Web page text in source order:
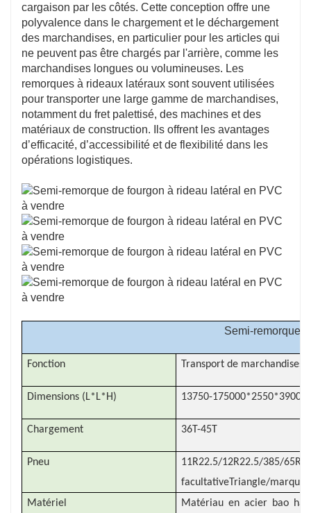
défavorables pendant le transport.
Sécurité&nbsp;: Les remorques à rideaux
assurent la sécurité de la cargaison en
l’enfermant dans la remorque. Les rideaux
peuvent être solidement fermés et attachés,
réduisant ainsi le risque de vol ou de falsification
pendant le transport.
Efficacité&nbsp;: L'accès rapide et facile fourni
par les rideaux permet des processus de
chargement et de déchargement plus rapides.
Cette efficacité peut contribuer à réduire les
délais d’exécution et à augmenter la productivité
globale.
cargaison par les côtés. Cette conception offre une
polyvalence dans le chargement et le déchargement
des marchandises, en particulier pour les articles qui
ne peuvent pas être chargés par l'arrière, comme les
marchandises longues ou volumineuses. Les
remorques à rideaux latéraux sont souvent utilisées
pour transporter une large gamme de marchandises,
notamment du fret palettisé, des machines et des
matériaux de construction. Ils offrent les avantages
d’efficacité, d’accessibilité et de flexibilité dans les
opérations logistiques.
Semi-remorque
Fonction Transport de marchandises
Dimensions (L*L*H) 13750-175000*2550*3900-
Chargement 36T-45T
Pneu
11R22.5/12R22.5/
facultativeTriangle/marque
Matériel
Matériau en acier bao